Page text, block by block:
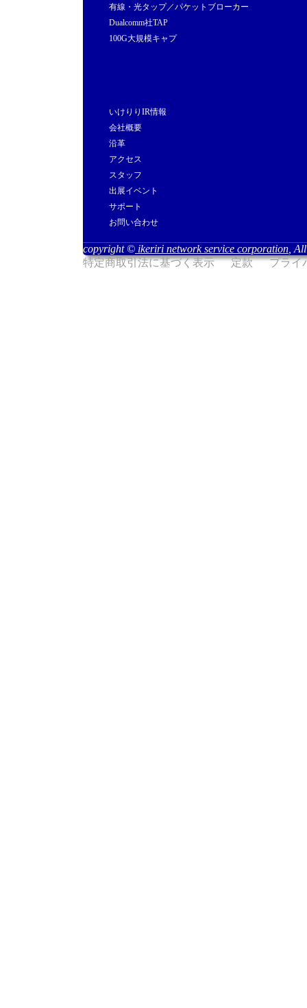
有線・光タップ／パケットブローカー
Dualcomm社TAP
100G大規模キャプ
いけりりIR情報
会社概要
沿革
アクセス
スタッフ
出展イベント
サポート
お問い合わせ
copyright © ikeriri network service corporation ,
特定商取引法に基づく表示
定款 プライ